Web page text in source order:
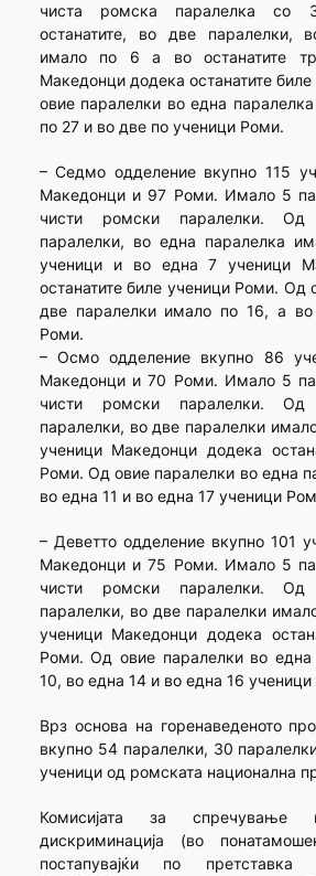
чиста ромска паралелка со
останатите, во две паралелки,
имало по 6 а во останатите
Македонци додека останатите
овие паралелки во една
по 27 и во две по ученици Роми.
– Седмо одделение вкупно 115
Македонци и 97 Роми. Имало 5
чисти ромски паралелки. Од
паралелки, во една паралелка
ученици и во една 7 ученици
останатите биле ученици Роми. Од
две паралелки имало по 16, а
Роми.
– Осмо одделение вкупно 86
Македонци и 70 Роми. Имало 5
чисти ромски паралелки. Од
паралелки, во две паралелки
ученици Македонци додека
Роми. Од овие паралелки во една
во една 11 и во една 17 ученици
– Деветто одделение вкупно 101
Македонци и 75 Роми. Имало 5
чисти ромски паралелки. Од
паралелки, во две паралелки
ученици Македонци додека
Роми. Од овие паралелки во една
10, во една 14 и во една 16
Врз основа на горенаведеното
вкупно 54 паралелки, 30
ученици од ромската национална
Комисијата за
дискриминација (во
постапувајќи по